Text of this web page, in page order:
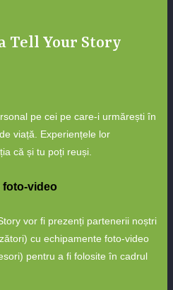
Tell Your Story
pe cei pe care-i urmărești în
viață. Experiențele lor
că și tu poți reuși.
foto-video
vor fi prezenți partenerii noștri
cu echipamente foto-video
pentru a fi folosite în cadrul